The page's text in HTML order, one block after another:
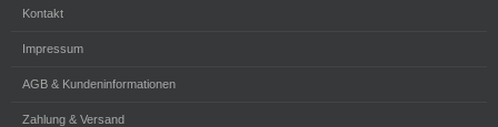
Kontakt
Impressum
AGB & Kundeninformationen
Zahlung & Versand